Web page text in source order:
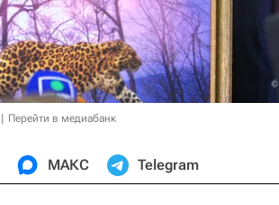
Перейти в медиабанк
МАКС Telegram